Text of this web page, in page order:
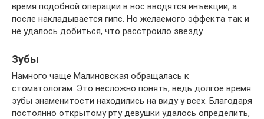
время подобной операции в нос вводятся инъекции, а
после накладывается гипс. Но желаемого эффекта так и
не удалось добиться, что расстроило звезду.
Зубы
Намного чаще Малиновская обращалась к
стоматологам. Это несложно понять, ведь долгое время
зубы знаменитости находились на виду у всех. Благодаря
постоянно открытому рту девушки удалось определить,